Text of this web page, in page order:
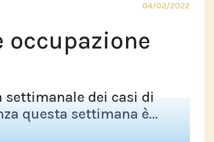
04/02/2022
occupazione
settimanale dei casi di
questa settimana è...